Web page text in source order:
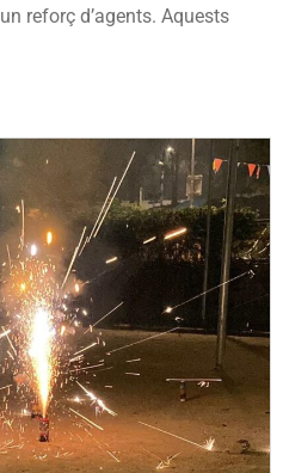
reforç d’agents. Aquests